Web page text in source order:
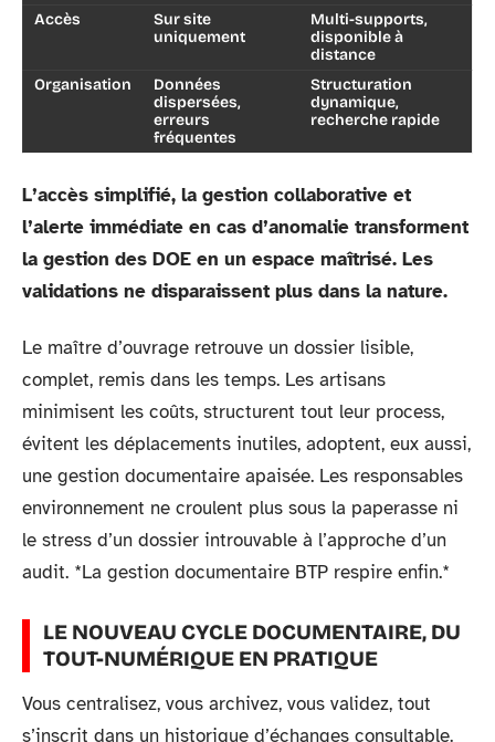
Accès
Sur site
uniquement
Multi-supports,
disponible à
distance
Organisation
Données
dispersées,
erreurs
fréquentes
Structuration
dynamique,
recherche rapide
L’accès simplifié, la gestion collaborative et
l’alerte immédiate en cas d’anomalie transforment
la gestion des DOE en un espace maîtrisé. Les
validations ne disparaissent plus dans la nature.
Le maître d’ouvrage retrouve un dossier lisible,
complet, remis dans les temps. Les artisans
minimisent les coûts, structurent tout leur process,
évitent les déplacements inutiles, adoptent, eux aussi,
une gestion documentaire apaisée. Les responsables
environnement ne croulent plus sous la paperasse ni
le stress d’un dossier introuvable à l’approche d’un
audit. *La gestion documentaire BTP respire enfin.*
LE NOUVEAU CYCLE DOCUMENTAIRE, DU
TOUT-NUMÉRIQUE EN PRATIQUE
Vous centralisez, vous archivez, vous validez, tout
s’inscrit dans un historique d’échanges consultable.